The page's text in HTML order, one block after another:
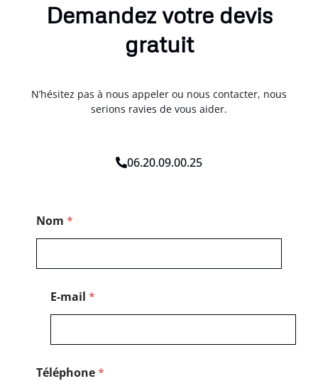
Demandez votre devis
gratuit
N’hésitez pas à nous appeler ou nous contacter, nous
serions ravies de vous aider.
06.20.09.00.25
Nom *
o
E-mail *
Téléphone*